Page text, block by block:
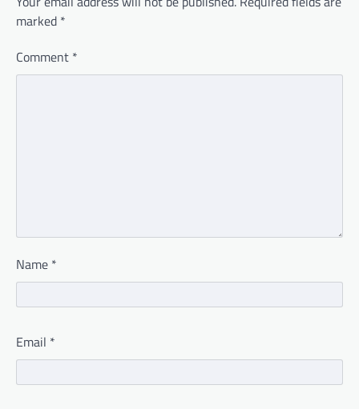
marked *
Comment *
Name *
Email *